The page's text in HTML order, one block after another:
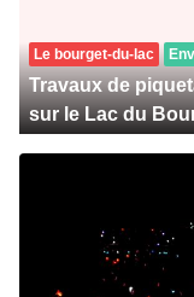
Le bourget-du-lac
Travaux de
sur le Lac du